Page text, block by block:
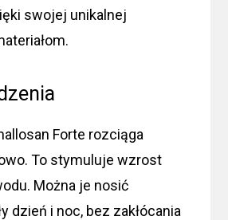
swojej unikalnej
Forte rozciąga
To stymuluje wzrost
Można je nosić
dzień i noc, bez zakłócania